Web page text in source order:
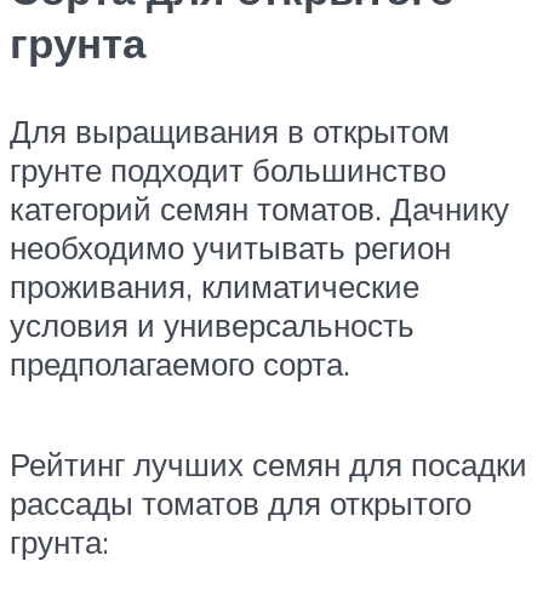
грунта
Для выращивания в открытом
грунте подходит большинство
категорий семян томатов. Дачнику
необходимо учитывать регион
проживания, климатические
условия и универсальность
предполагаемого сорта.
Рейтинг лучших семян для посадки
рассады томатов для открытого
грунта: